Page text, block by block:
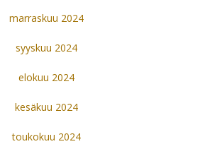
marraskuu 2024
syyskuu 2024
elokuu 2024
kesäkuu 2024
toukokuu 2024